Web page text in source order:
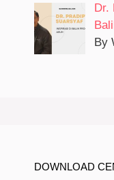
Dr.
By
DOWNLOAD